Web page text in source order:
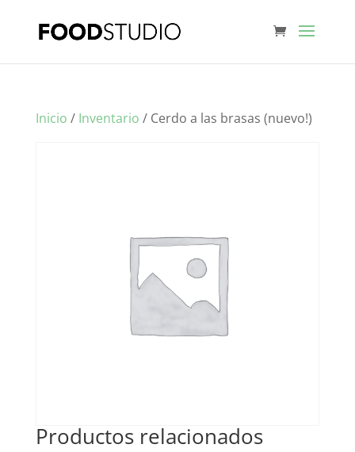
Inicio / Inventario / Cerdo a las brasas (nuevo!)
Productos relacionados